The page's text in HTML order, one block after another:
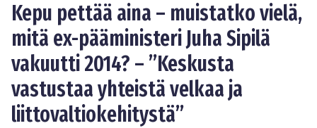
Kepu pettää aina – muistatko vielä,
mitä ex-pääministeri Juha Sipilä
vakuutti 2014? – ”Keskusta
vastustaa yhteistä velkaa ja
liittovaltiokehitystä”